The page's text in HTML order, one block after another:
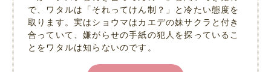
で、ワタルは「それってけん制？」と冷たい態度を
取ります。実はショウマはカエデの妹サクラと付き
合っていて、嫌がらせの手紙の犯人を探っているこ
とをワタルは知らないのです。